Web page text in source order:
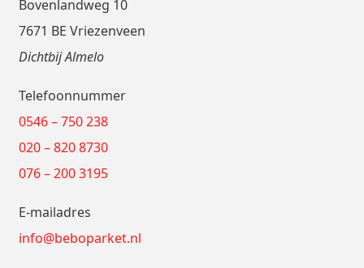
Bovenlandweg 10
7671 BE Vriezenveen
Dichtbij Almelo
Telefoonnummer
0546 – 750 238
020 – 820 8730
076 – 200 3195
E-mailadres
info@beboparket.nl